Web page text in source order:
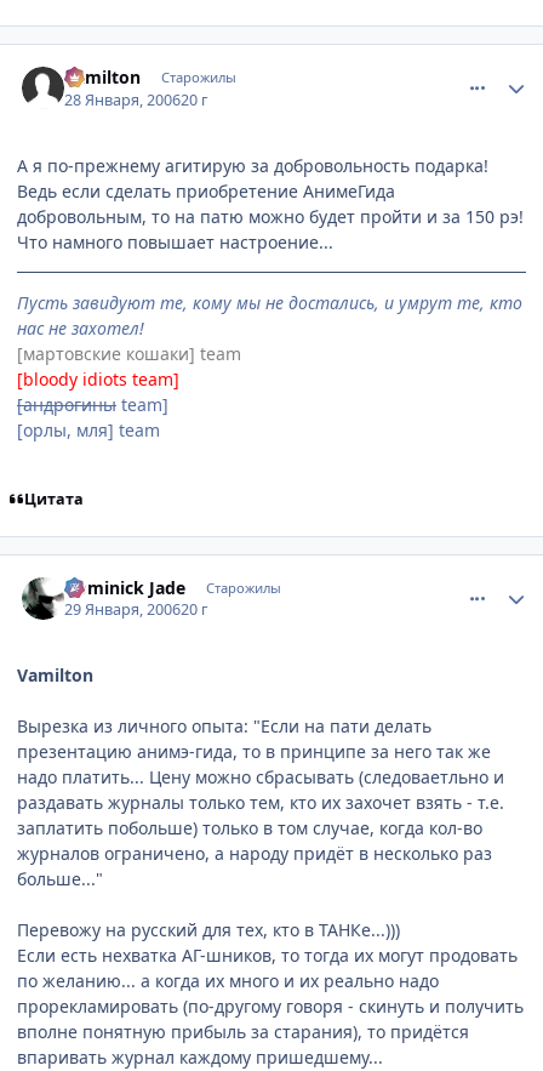
Vamilton Старожилы
28 Января, 200620 г
А я по-прежнему агитирую за добровольность подарка!
Ведь если сделать приобретение АнимеГида
добровольным, то на патю можно будет пройти и за 150 рэ!
Что намного повышает настроение...
Пусть завидуют те, кому мы не достались, и умрут те, кто
нас не захотел!
[мартовские кошаки] team
[bloody idiots team]
[андрогины team]
[орлы, мля] team
Цитата
Dominick Jade Старожилы
29 Января, 200620 г
Vamilton
Вырезка из личного опыта: "Если на пати делать
презентацию анимэ-гида, то в принципе за него так же
надо платить... Цену можно сбрасывать (следоваетльно и
раздавать журналы только тем, кто их захочет взять - т.е.
заплатить побольше) только в том случае, когда кол-во
журналов ограничено, а народу придёт в несколько раз
больше..."
Перевожу на русский для тех, кто в ТАНКе...)))
Если есть нехватка АГ-шников, то тогда их могут продовать
по желанию... а когда их много и их реально надо
прорекламировать (по-другому говоря - скинуть и получить
вполне понятную прибыль за старания), то придётся
впаривать журнал каждому пришедшему...